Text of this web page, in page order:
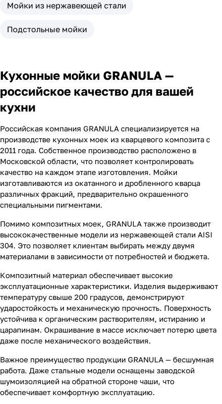
Мойки из нержавеющей стали
Подстольные мойки
Кухонные мойки GRANULA —
российское качество для вашей
кухни
Российская компания GRANULA специализируется на
производстве кухонных моек из кварцевого композита с
2011 года. Собственное производство расположено в
Московской области, что позволяет контролировать
качество на каждом этапе изготовления. Мойки
изготавливаются из окатанного и дробленного кварца
различных фракций, предварительно окрашенного
специальными пигментами.
Помимо композитных моек, GRANULA также производит
высококачественные модели из нержавеющей стали AISI
304. Это позволяет клиентам выбирать между двумя
материалами в зависимости от потребностей и бюджета.
Композитный материал обеспечивает высокие
эксплуатационные характеристики. Изделия выдерживают
температуру свыше 200 градусов, демонстрируют
ударостойкость и механическую прочность. Поверхность
устойчива к органическим растворителям, истиранию и
царапинам. Окрашивание в массе исключает потерю цвета
даже после механического воздействия.
Важное преимущество продукции GRANULA — бесшумная
работа. Даже стальные модели оснащены заводской
шумоизоляцией на обратной стороне чаши, что
обеспечивает комфортную эксплуатацию.